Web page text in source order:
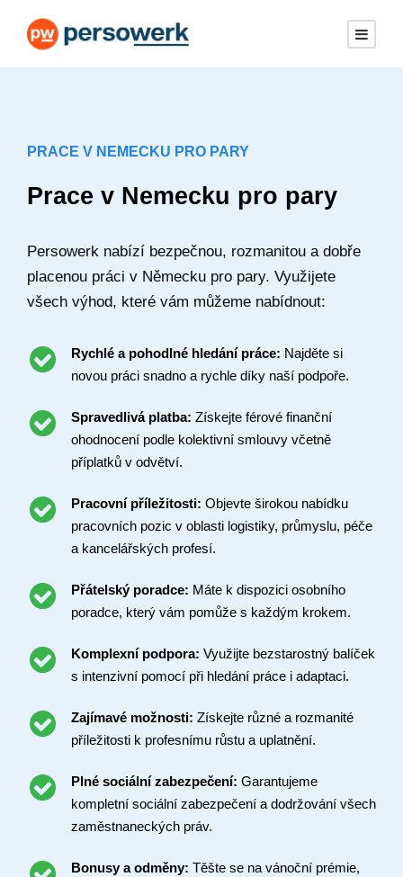
PRACE V NEMECKU PRO PARY
Prace v Nemecku pro pary
Persowerk nabízí bezpečnou, rozmanitou a dobře
placenou práci v Německu pro pary. Využijete
všech výhod, které vám můžeme nabídnout:
Rychlé a pohodlné hledání práce: Najděte si
novou práci snadno a rychle díky naší podpoře.
Spravedlivá platba: Získejte férové finanční
ohodnocení podle kolektivní smlouvy včetně
příplatků v odvětví.
Pracovní příležitosti: Objevte širokou nabídku
pracovních pozic v oblasti logistiky, průmyslu, péče
a kancelářských profesí.
Přátelský poradce: Máte k dispozici osobního
poradce, který vám pomůže s každým krokem.
Komplexní podpora: Využijte bezstarostný balíček
s intenzivní pomocí při hledání práce i adaptaci.
Zajímavé možnosti: Získejte různé a rozmanité
příležitosti k profesnímu růstu a uplatnění.
Plné sociální zabezpečení: Garantujeme
kompletní sociální zabezpečení a dodržování všech
zaměstnaneckých práv.
Bonusy a odměny: Těšte se na vánoční prémie,